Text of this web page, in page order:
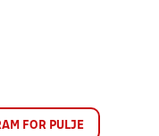
FOR PULJE